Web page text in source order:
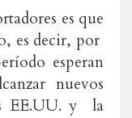
es que
es decir, por
esperan
nuevos
EE.UU. y la